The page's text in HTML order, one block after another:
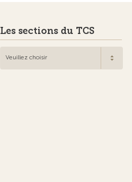
Les sections du TCS
Veuillez choisir